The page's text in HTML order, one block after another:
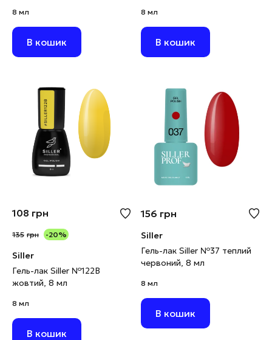
8 мл
В кошик
8 мл
В кошик
108 грн
135 грн -20%
Siller
Гель-лак Siller №122В
жовтий, 8 мл
8 мл
В кошик
156 грн
Siller
Гель-лак Siller №37 теплий
червоний, 8 мл
8 мл
В кошик